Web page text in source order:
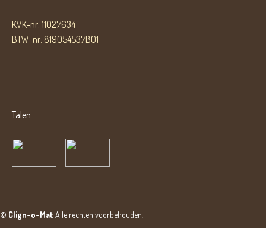
KVK-nr: 11027634
BTW-nr: 819054537B01
Talen
© Clign-o-Mat Alle rechten voorbehouden.